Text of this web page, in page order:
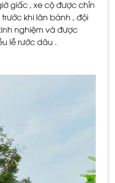
giấc , xe cộ được chỉn
trước khi lăn bánh , đội
nghiệm và được
lễ rước dâu .